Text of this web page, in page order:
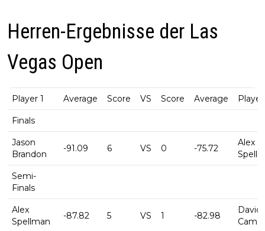
Herren-Ergebnisse der Las
Vegas Open
Player 1 Average Score VS Score Average
Finals
Jason
Brandon
-91.09 6 VS 0 -75.72
Alex
Semi-
Finals
Alex
Spellman
-87.82 5 VS 1 -82.98
David